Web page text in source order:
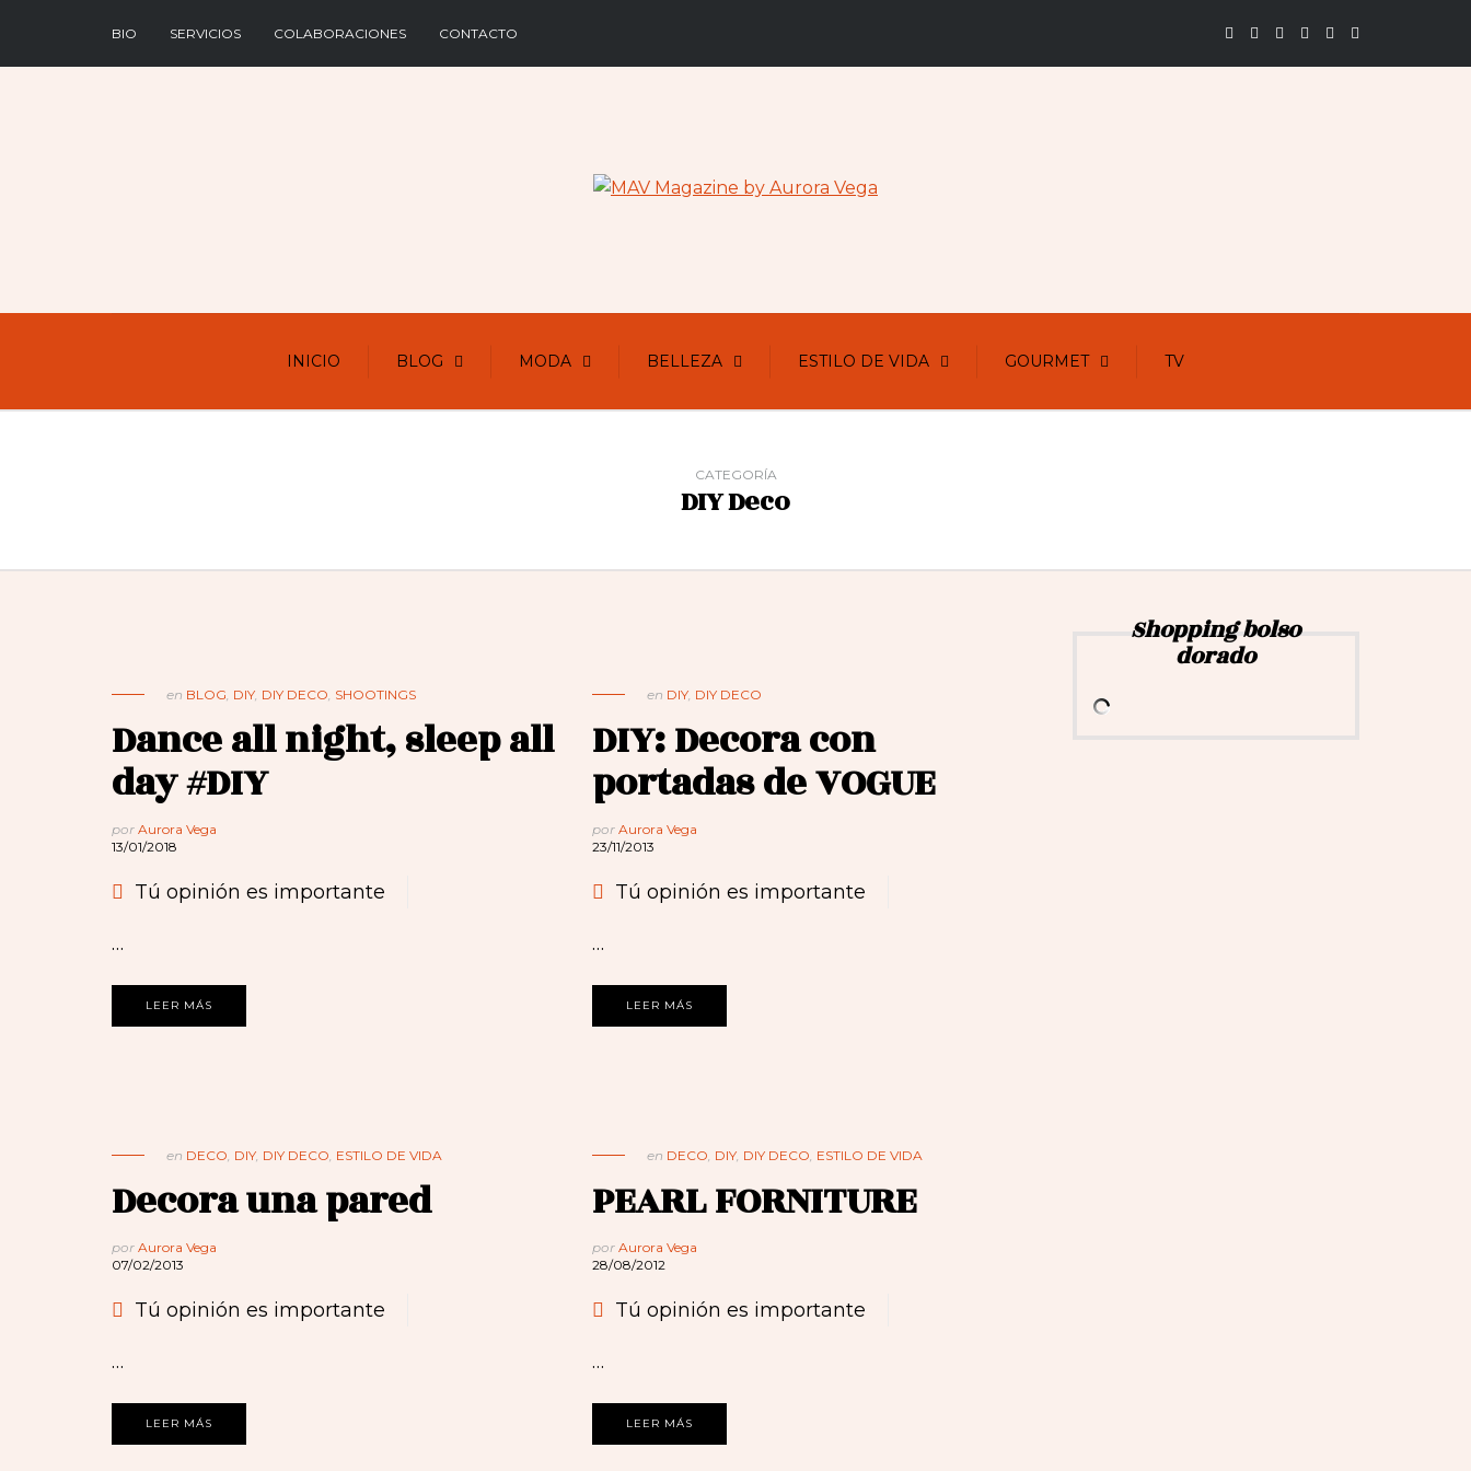
BIO SERVICIOS COLABORACIONES CONTACTO
INICIO BLOG MODA BELLEZA ESTILO DE VIDA GOURMET TV
CATEGORÍA
DIY Deco
en BLOG, DIY, DIY DECO, SHOOTINGS
Dance all night, sleep all
day #DIY
por Aurora Vega
13/01/2018
Tú opinión es importante
…
LEER MÁS
en DIY, DIY DECO
DIY: Decora con
portadas de VOGUE
por Aurora Vega
23/11/2013
Tú opinión es importante
…
LEER MÁS
en DECO, DIY, DIY DECO, ESTILO DE VIDA
Decora una pared
por Aurora Vega
07/02/2013
Tú opinión es importante
…
LEER MÁS
en DECO, DIY, DIY DECO, ESTILO DE VIDA
PEARL FORNITURE
por Aurora Vega
28/08/2012
Tú opinión es importante
…
LEER MÁS
Shopping bolso
dorado